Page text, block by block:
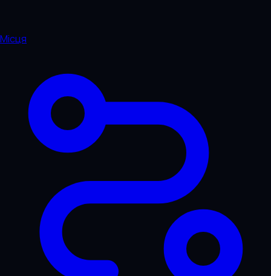
Місця